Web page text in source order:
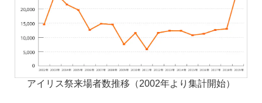
アイリス祭来場者数推移（2002年より集計開始）